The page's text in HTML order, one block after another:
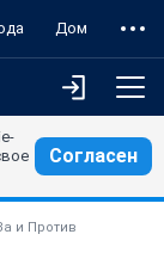
Дом
Согласен
и Против